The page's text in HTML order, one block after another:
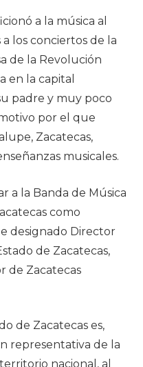
a la música al
los conciertos de la
de la Revolución
en la capital
padre y muy poco
por el que
Zacatecas,
musicales.
a la Banda de Música
como
designado Director
de Zacatecas,
de Zacatecas
de Zacatecas es,
representativa de la
nacional, al